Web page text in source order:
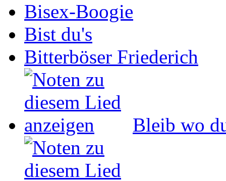
Bisex-Boogie
Bist du's
Bitterböser Friederich
Bleib wo